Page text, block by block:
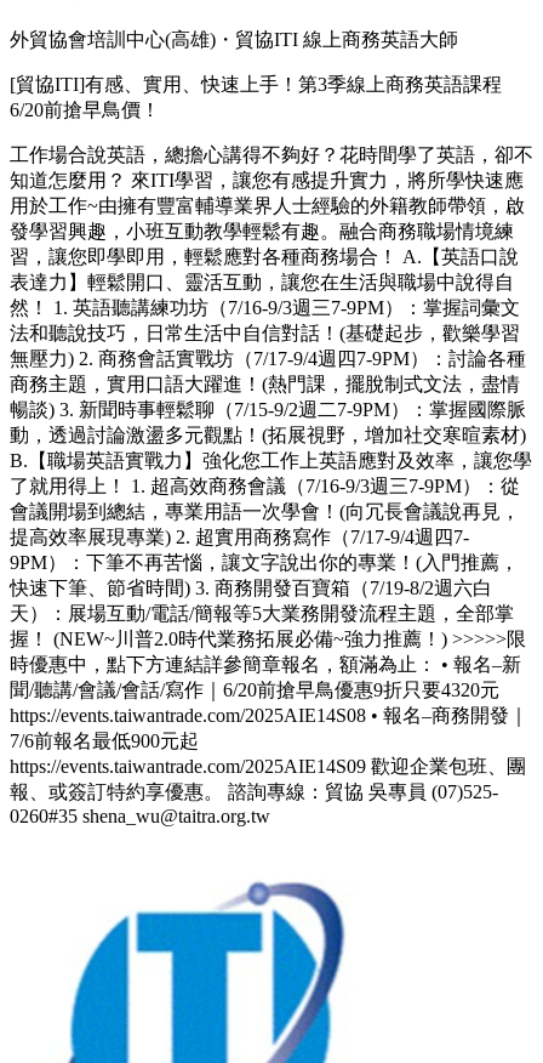
外貿協會培訓中心(高雄)・貿協ITI 線上商務英語大師
[貿協ITI]有感、實用、快速上手！第3季線上商務英語課程
6/20前搶早鳥價！
工作場合說英語，總擔心講得不夠好？花時間學了英語，卻不
知道怎麼用？ 來ITI學習，讓您有感提升實力，將所學快速應
用於工作~由擁有豐富輔導業界人士經驗的外籍教師帶領，啟
發學習興趣，小班互動教學輕鬆有趣。融合商務職場情境練
習，讓您即學即用，輕鬆應對各種商務場合！ A.【英語口說
表達力】輕鬆開口、靈活互動，讓您在生活與職場中說得自
然！ 1. 英語聽講練功坊（7/16-9/3週三7-9PM）：掌握詞彙文
法和聽說技巧，日常生活中自信對話！(基礎起步，歡樂學習
無壓力) 2. 商務會話實戰坊（7/17-9/4週四7-9PM）：討論各種
商務主題，實用口語大躍進！(熱門課，擺脫制式文法，盡情
暢談) 3. 新聞時事輕鬆聊（7/15-9/2週二7-9PM）：掌握國際脈
動，透過討論激盪多元觀點！(拓展視野，增加社交寒暄素材)
B.【職場英語實戰力】強化您工作上英語應對及效率，讓您學
了就用得上！ 1. 超高效商務會議（7/16-9/3週三7-9PM）：從
會議開場到總結，專業用語一次學會！(向冗長會議說再見，
提高效率展現專業) 2. 超實用商務寫作（7/17-9/4週四7-
9PM）：下筆不再苦惱，讓文字說出你的專業！(入門推薦，
快速下筆、節省時間) 3. 商務開發百寶箱（7/19-8/2週六白
天）：展場互動/電話/簡報等5大業務開發流程主題，全部掌
握！ (NEW~川普2.0時代業務拓展必備~強力推薦！) >>>>>限
時優惠中，點下方連結詳參簡章報名，額滿為止： • 報名–新
聞/聽講/會議/會話/寫作｜6/20前搶早鳥優惠9折只要4320元
https://events.taiwantrade.com/2025AIE14S08 • 報名–商務開發｜
7/6前報名最低900元起
https://events.taiwantrade.com/2025AIE14S09 歡迎企業包班、團
報、或簽訂特約享優惠。 諮詢專線：貿協 吳專員 (07)525-
0260#35 shena_wu@taitra.org.tw